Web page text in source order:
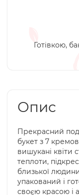
Готівкою,
Опис
Прекрасний
букет з 7
вишукані квіти
теплоти,
близької
упакований і
своєю красою і